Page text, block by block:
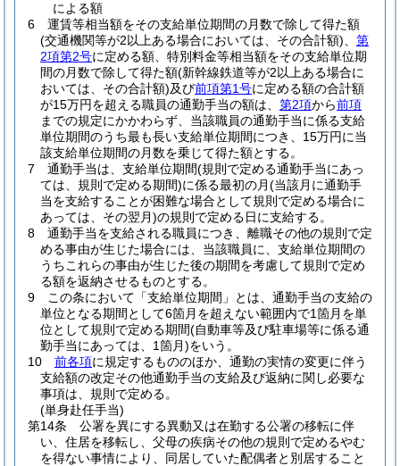
による額
6
運賃等相当額をその支給単位期間の月数で除して得た額
(交通機関等が2以上ある場合においては、その合計額)
第
2項第2号に定める額、特別料金等相当額をその支給単位期
間の月数で除して得た額(新幹線鉄道等が2以上ある場合に
おいては、その合計額)及び前項第1号に定める額の合計額
が15万円を超える職員の通勤手当の額は、 第2項から前項
までの規定にかかわらず、当該職員の通勤手当に係る支給
単位期間のうち最も長い支給単位期間につき、15万円に当
該支給単位期間の月数を乗じて得た額とする。
7
通勤手当は、支給単位期間(規則で定める通勤手当にあっ
ては、規則で定める期間)に係る最初の月(当該月に通勤手
当を支給することが困難な場合として規則で定める場合に
あっては、その翌月)の規則で定める日に支給する。
8
通勤手当を支給される職員につき、離職その他の規則で定
める事由が生じた場合には、当該職員に、支給単位期間の
うちこれらの事由が生じた後の期間を考慮して規則で定め
る額を返納させるものとする。
9
この条において「支給単位期間」とは、通勤手当の支給の
単位となる期間として6箇月を超えない範囲内で1箇月を単
位として規則で定める期間(自動車等及び駐車場等に係る通
勤手当にあっては、1箇月)をいう。
10
前各項に規定するもののほか、通勤の実情の変更に伴う
支給額の改定その他通勤手当の支給及び返納に関し必要な
事項は、規則で定める。
(単身赴任手当)
第14条
公署を異にする異動又は在勤する公署の移転に伴
い、住居を移転し、父母の疾病その他の規則で定めるやむ
を得ない事情により、同居していた配偶者と別居すること